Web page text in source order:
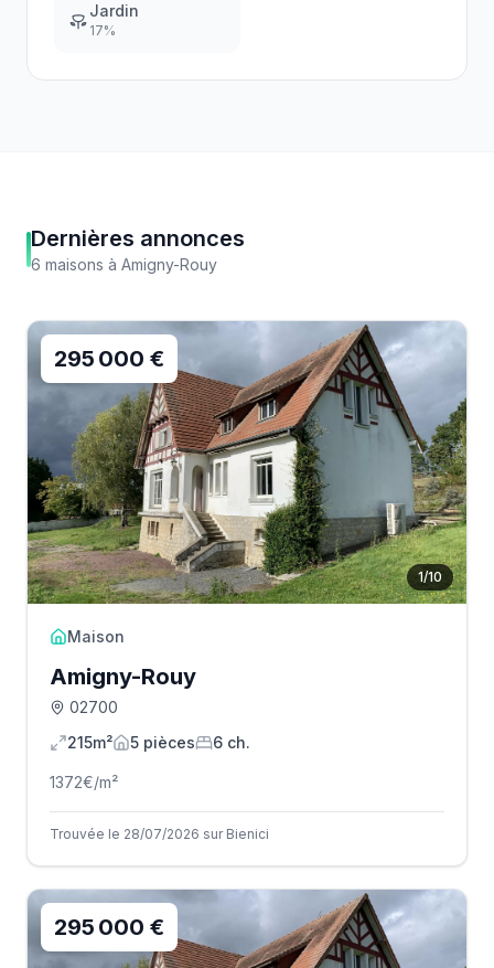
Jardin
17%
Dernières annonces
6 maisons à Amigny-Rouy
1/10
295 000 €
Maison
Amigny-Rouy
02700
215m²
5 pièces 6 ch.
1372€/m²
Trouvée le 28/07/2026 sur Bienici
295 000 €